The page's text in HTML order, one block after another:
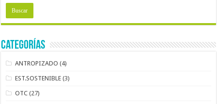
Categorías
ANTROPIZADO (4)
EST.SOSTENIBLE (3)
OTC (27)